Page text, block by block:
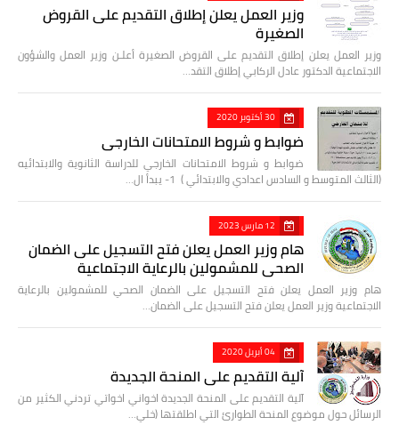
وزير العمل يعلن إطلاق التقديم على القروض
الصغيرة
وزير العمل يعلن إطلاق التقديم على القروض الصغيرة أعلـن وزير العمل والشؤون
الاجتماعية الدكتور عادل الركابي إطلاق التقد…
30 أكتوبر 2020
ضوابط و شروط الامتحانات الخارجي
ضوابط و شروط الامتحانات الخارجي للدراسة الثانوية والابتدائيه
(الثالث المتوسط و السادس اعدادي والابتدائي ) 1- يبدأ ال…
12 مارس 2023
هام وزير العمل يعلن فتح التسجيل على الضمان
الصحي للمشمولين بالرعاية الاجتماعية
هام وزير العمل يعلن فتح التسجيل على الضمان الصحي للمشمولين بالرعاية
الاجتماعية وزير العمل يعلن فتح التسجيل على الضمان…
04 أبريل 2020
آلية التقديم على المنحة الجديدة
آلية التقديم على المنحة الجديدة اخواني اخواتي تردني الكثير من
الرسائل حول موضوع المنحة الطوارئ التي اطلقتها (خلي…